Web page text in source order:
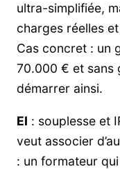
ultra-simplifiée,
charges réelles
Cas concret : un
70.000 € et sans
démarrer ainsi.
EI : souplesse et
veut associer
: un formateur